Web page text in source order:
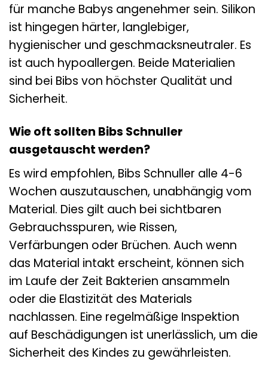
für manche Babys angenehmer sein. Silikon
ist hingegen härter, langlebiger,
hygienischer und geschmacksneutraler. Es
ist auch hypoallergen. Beide Materialien
sind bei Bibs von höchster Qualität und
Sicherheit.
Wie oft sollten Bibs Schnuller
ausgetauscht werden?
Es wird empfohlen, Bibs Schnuller alle 4-6
Wochen auszutauschen, unabhängig vom
Material. Dies gilt auch bei sichtbaren
Gebrauchsspuren, wie Rissen,
Verfärbungen oder Brüchen. Auch wenn
das Material intakt erscheint, können sich
im Laufe der Zeit Bakterien ansammeln
oder die Elastizität des Materials
nachlassen. Eine regelmäßige Inspektion
auf Beschädigungen ist unerlässlich, um die
Sicherheit des Kindes zu gewährleisten.